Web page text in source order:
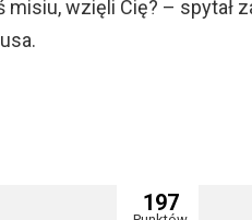
wzięli Cię? – spytał
197